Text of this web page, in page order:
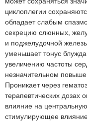
циклоплегии
обладает слабым
секрецию слюнных,
и поджелудочной
уменьшает тонус
увеличению частоты
незначительном
Проникает через
терапевтических
влияние на
стимулирующее